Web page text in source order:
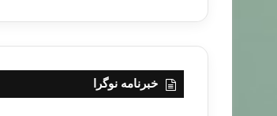
خبرنامه نوگرا